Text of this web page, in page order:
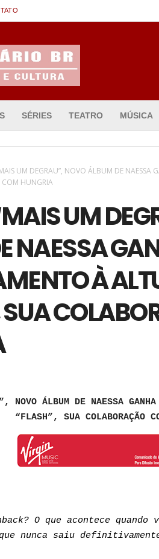
SÉRIES TEATRO MÚSICA
UM DEGRAU”, NOVO ÁLBUM DE NAESSA
COM HUNGRIA
UM
NAESSA
À
”, NOVO ÁLBUM DE NAESSA GANHA
“FLASH”, SUA COLABORAÇÃO
O que acontece quando
nunca saiu